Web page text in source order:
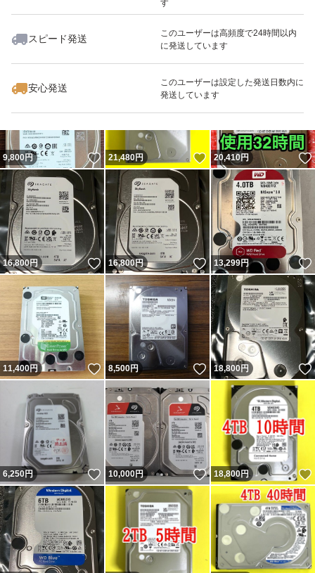
す
スピード発送
このユーザーは高頻度で24時間以内
に発送しています
安心発送
このユーザーは設定した発送日数内に
発送しています
いいね！
19,200
9,800円 いいね！
21,480円 いいね！
20,410円
16,800円 いいね！
16,800円 いいね！
13,299円
11,400円 いいね！
8,500円 いいね！
18,800円
6,250円 いいね！
10,000円 いいね！
18,800円